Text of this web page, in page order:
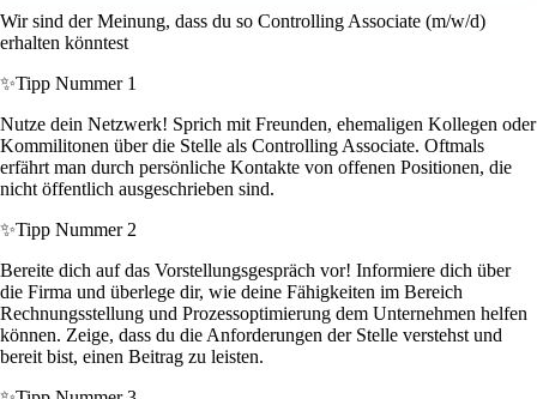
Wir sind der Meinung, dass du so Controlling Associate (m/w/d)
erhalten könntest
✨Tipp Nummer 1
Nutze dein Netzwerk! Sprich mit Freunden, ehemaligen Kollegen oder
Kommilitonen über die Stelle als Controlling Associate. Oftmals
erfährt man durch persönliche Kontakte von offenen Positionen, die
nicht öffentlich ausgeschrieben sind.
✨Tipp Nummer 2
Bereite dich auf das Vorstellungsgespräch vor! Informiere dich über
die Firma und überlege dir, wie deine Fähigkeiten im Bereich
Rechnungsstellung und Prozessoptimierung dem Unternehmen helfen
können. Zeige, dass du die Anforderungen der Stelle verstehst und
bereit bist, einen Beitrag zu leisten.